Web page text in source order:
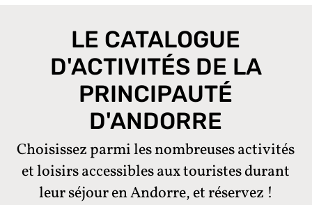
LE CATALOGUE
D'ACTIVITÉS DE LA
PRINCIPAUTÉ
D'ANDORRE
Choisissez parmi les nombreuses activités
et loisirs accessibles aux touristes durant
leur séjour en Andorre, et réservez !